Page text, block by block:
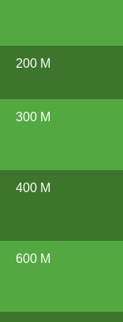
200 M
300 M
400 M
600 M